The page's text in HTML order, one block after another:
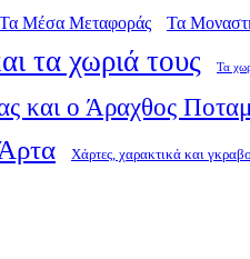
Τα Μέσα Μεταφοράς Τα
τα χωριά τους Τα
και ο Άραχθος
Χάρτες, χαρακτικά και